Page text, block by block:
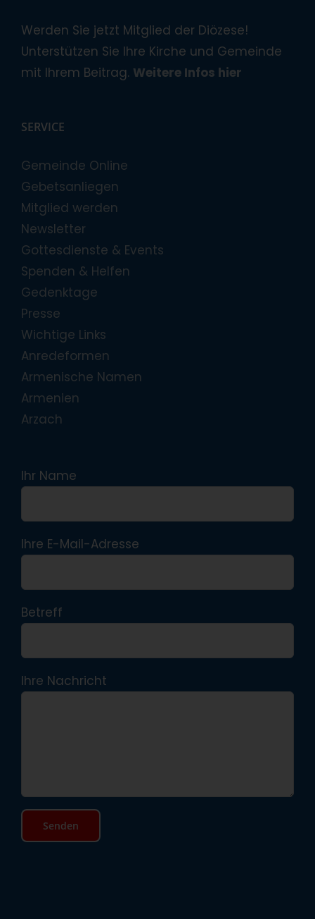
Werden Sie jetzt Mitglied der Diözese!
Unterstützen Sie Ihre Kirche und Gemeinde
mit Ihrem Beitrag. Weitere Infos hier
SERVICE
Gemeinde Online
Gebetsanliegen
Mitglied werden
Newsletter
Gottesdienste & Events
Spenden & Helfen
Gedenktage
Presse
Wichtige Links
Anredeformen
Armenische Namen
Armenien
Arzach
Ihr Name
Ihre E-Mail-Adresse
Betreff
Ihre Nachricht